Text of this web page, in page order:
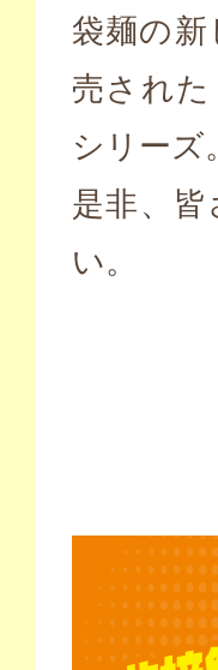
袋麺の
売され
シリーズ。
是非、
い。